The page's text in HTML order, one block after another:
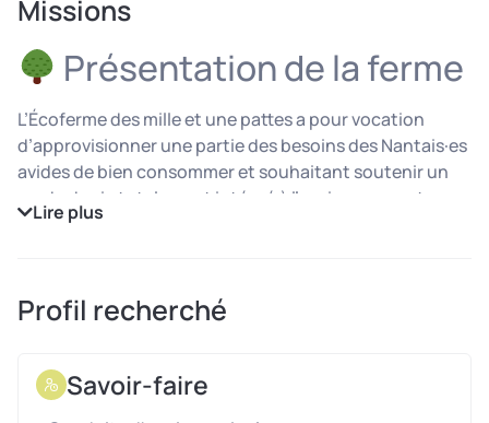
Missions
Présentation de la ferme
L’Écoferme des mille et une pattes a pour vocation
d’approvisionner une partie des besoins des Nantais·es
avides de bien consommer et souhaitant soutenir un
mode de vie totalement intégré à l’environnement.
Notre production diversifiée (œufs de poules
écrasées à la meule de pierre, rillettes et plats préparés)
est distribuée en circuits courts (AMAP, Biocoop, etc).
Ici, on rêve grand ! Notre écoferme s’efforce
constamment de développer sa structure tout en
préservant l’harmonie avec la nature. Nous avons l’envie
Lire plus
Profil recherché
Savoir-faire